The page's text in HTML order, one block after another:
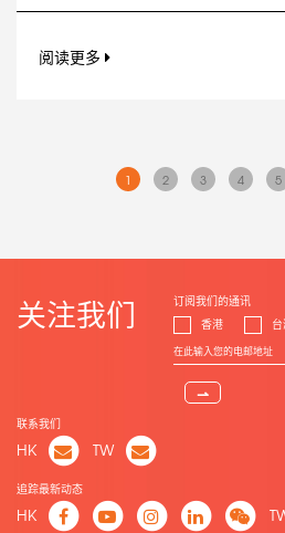
阅读更多
1 2 3 4 5
关注我们
订阅我们的通讯
香港
⇀
联系我们
HK TW
追踪最新动态
HK